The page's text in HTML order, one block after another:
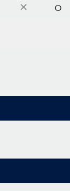
× ○